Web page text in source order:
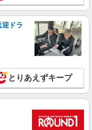
詳細を見る
NEW
★フィルター検査
稼働日数)
ラウンドマー
校から車で2分
詳細を見る
迎ドラ
とりあえずキープ